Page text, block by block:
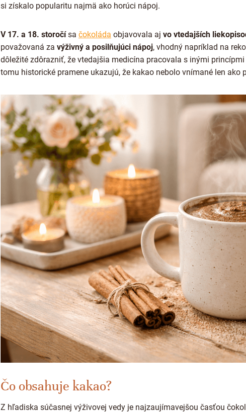
si získalo popularitu najmä ako horúci nápoj.
V 17. a 18. storočísa čokoláda objavovala aj vo vtedajších
považovaná za výživný a posilňujúci nápoj, vhodný napríklad na
dôležité zdôrazniť, že vtedajšia medicína pracovala s inými
tomu historické pramene ukazujú, že kakao nebolo vnímané len
Čo obsahuje kakao?
Z hľadiska súčasnej výživovej vedy je najzaujímavejšou časťou